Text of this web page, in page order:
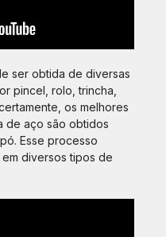
ser obtida de diversas
pincel, rolo, trincha,
os melhores
de aço são obtidos
Esse processo
diversos tipos de